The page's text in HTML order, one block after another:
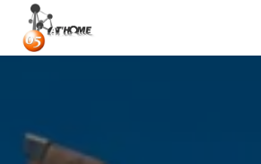
Panneau de gestion des cookies